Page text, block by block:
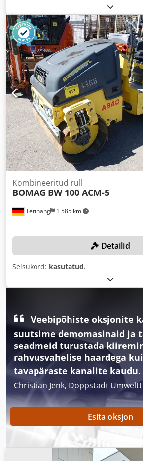
Tettnang 1 585 km
Kombineeritud rull
BOMAG BW 100 ACM-5
Detailid
Seisukord: kasutatud,
Veebipõhiste oksjonite
suutsime demomasinaid ja
seadmeid turustada
rahvusvahelise haardega
tavapäraste kanalite kaudu.
Christian Jenk, Doppstadt
Esita oksjon